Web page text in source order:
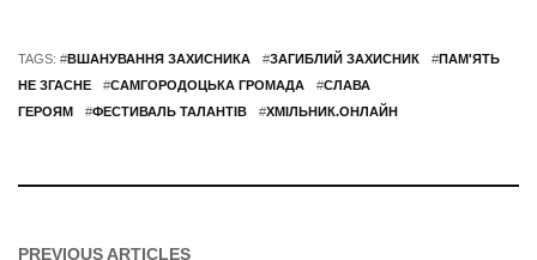
TAGS: #ВШАНУВАННЯ ЗАХИСНИКА #ЗАГИБЛИЙ ЗАХИСНИК #ПАМ'ЯТЬ
НЕ ЗГАСНЕ
#САМГОРОДОЦЬКА ГРОМАДА #СЛАВА
ГЕРОЯМ
#ФЕСТИВАЛЬ ТАЛАНТІВ #ХМІЛЬНИК.ОНЛАЙН
PREVIOUS ARTICLES